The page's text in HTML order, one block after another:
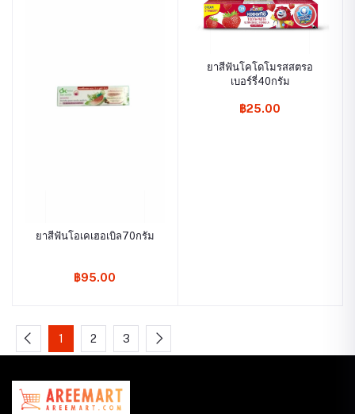
ยาสีฟันโอเคเฮอเบิล70กรัม
฿95.00
ยาสีฟันโคโดโมรสสตรอ
เบอร์รี่40กรัม
฿25.00
1 2 3